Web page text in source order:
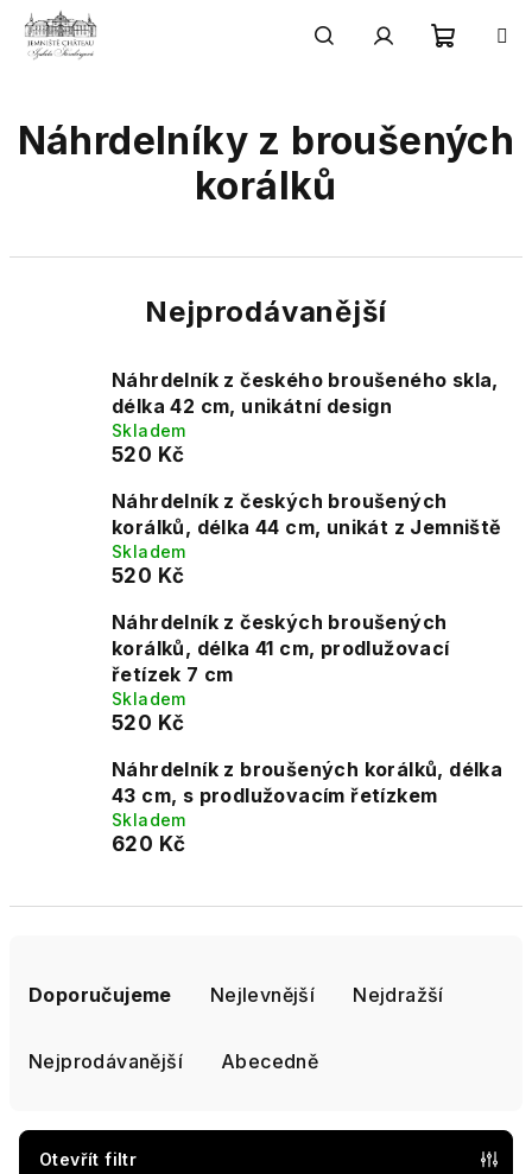
Přejít
obsah
košík
Náhrdelníky z broušených
korálků
Nejprodávanější
Náhrdelník z českého broušeného skla,
délka 42 cm, unikátní design
Skladem
520 Kč
Náhrdelník z českých broušených
korálků, délka 44 cm, unikát z Jemniště
Skladem
520 Kč
Náhrdelník z českých broušených
korálků, délka 41 cm, prodlužovací
řetízek 7 cm
Skladem
520 Kč
Náhrdelník z broušených korálků, délka
43 cm, s prodlužovacím řetízkem
Skladem
620 Kč
Doporučujeme Nejlevnější Nejdražší
Nejprodávanější Abecedně
Otevřít filtr